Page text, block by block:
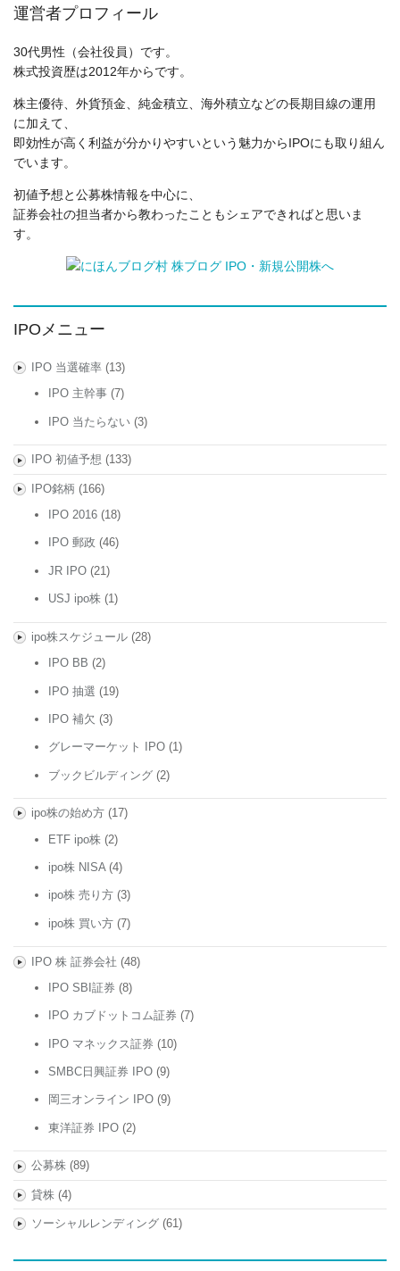
運営者プロフィール
30代男性（会社役員）です。
株式投資歴は2012年からです。
株主優待、外貨預金、純金積立、海外積立などの長期目線の運用
に加えて、
即効性が高く利益が分かりやすいという魅力からIPOにも取り組ん
でいます。
初値予想と公募株情報を中心に、
証券会社の担当者から教わったこともシェアできればと思いま
す。
IPOメニュー
IPO 当選確率(13)
IPO 主幹事 (7)
IPO 当たらない (3)
IPO 初値予想 (133)
IPO銘柄 (166)
IPO 2016 (18)
IPO 郵政 (46)
JR IPO (21)
USJ ipo株 (1)
ipo株スケジュール(28)
IPO BB (2)
IPO 抽選 (19)
IPO 補欠 (3)
グレーマーケット IPO (1)
ブックビルディング (2)
ipo株の始め方(17)
ETF ipo株 (2)
ipo株 NISA(4)
ipo株 売り方 (3)
ipo株 買い方 (7)
IPO 株 証券会社 (48)
IPO SBI証券 (8)
IPO カブドットコム証券 (7)
IPO マネックス証券 (10)
SMBC日興証券 IPO (9)
岡三オンライン IPO (9)
東洋証券 IPO (2)
公募株(89)
貸株(4)
ソーシャルレンディング(61)